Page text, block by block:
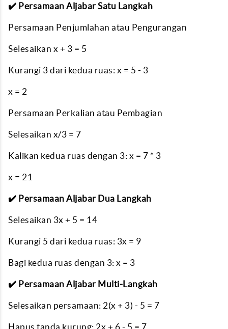
✔️ Persamaan Aljabar Satu Langkah
Persamaan Penjumlahan atau Pengurangan
Selesaikan x + 3 = 5
Kurangi 3 dari kedua ruas: x = 5 - 3
x = 2
Persamaan Perkalian atau Pembagian
Selesaikan x/3 = 7
Kalikan kedua ruas dengan 3: x = 7 * 3
x = 21
✔️ Persamaan Aljabar Dua Langkah
Selesaikan 3x + 5 = 14
Kurangi 5 dari kedua ruas: 3x = 9
Bagi kedua ruas dengan 3: x = 3
✔️ Persamaan Aljabar Multi-Langkah
Selesaikan persamaan: 2(x + 3) - 5 = 7
Hapus tanda kurung: 2x + 6 - 5 = 7